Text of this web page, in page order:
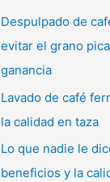
Despulpado de
evitar el grano
ganancia
Lavado de café
la calidad en taza
Lo que nadie le
beneficios y la